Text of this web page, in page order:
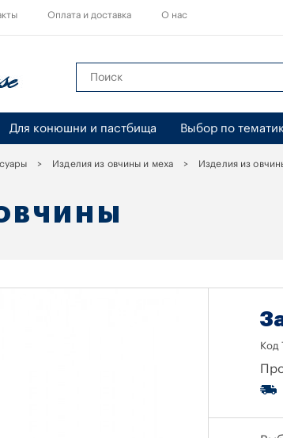
Оплата и доставка О нас
Для конюшни и пастбища Выбор по
Изделия из овчины и меха Изделия из
Код